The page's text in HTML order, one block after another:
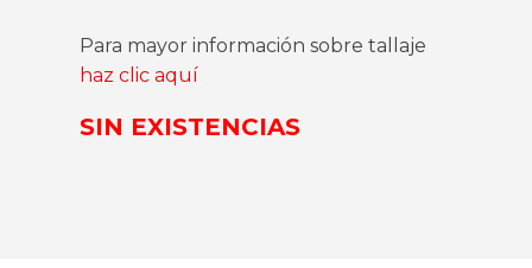
Para mayor información sobre tallaje
haz clic aquí
SIN EXISTENCIAS